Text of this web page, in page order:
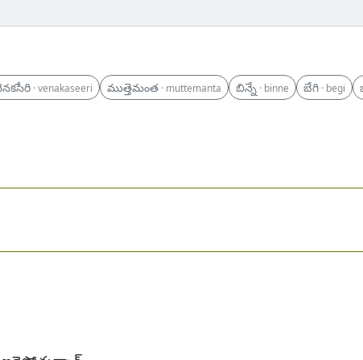
· venakaseeri ముత్తెమంత · muttemanta బిన్నే · binne బేగి · begi